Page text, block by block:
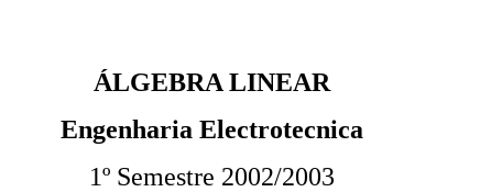
ÁLGEBRA LINEAR
Engenharia Electrotecnica
1º Semestre 2002/2003